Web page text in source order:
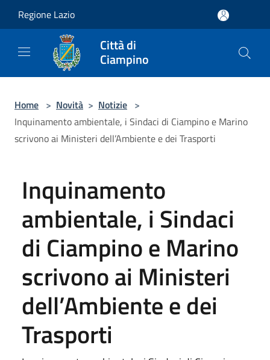
Regione Lazio
Città di
Ciampino
Home > Novità > Notizie >
Inquinamento ambientale, i Sindaci di Ciampino e Marino
scrivono ai Ministeri dell’Ambiente e dei Trasporti
Inquinamento
ambientale, i Sindaci
di Ciampino e Marino
scrivono ai Ministeri
dell’Ambiente e dei
Trasporti